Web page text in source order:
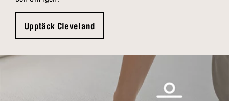
Upptäck Cleveland